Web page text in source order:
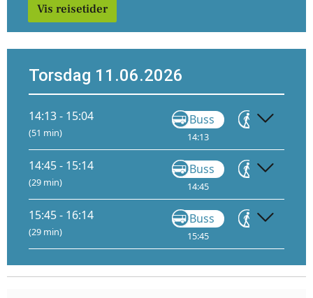
Vis reisetider
Torsdag 11.06.2026
14:13 - 15:04
(51 min)
Buss
14:13
Gå
14:45 - 15:14
(29 min)
Buss
14:45
Gå
15:45 - 16:14
(29 min)
Buss
15:45
Gå